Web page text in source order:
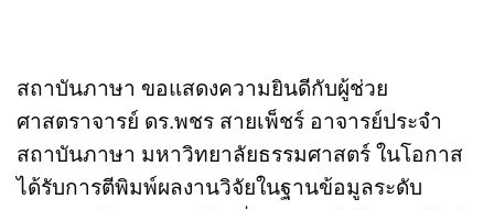
สถาบันภาษา ขอแสดงความยินดีกับผู้ช่วย
ศาสตราจารย์ ดร.พชร สายเพ็ชร์ อาจารย์ประจำ
สถาบันภาษา มหาวิทยาลัยธรรมศาสตร์ ในโอกาส
ได้รับการตีพิมพ์ผลงานวิจัยในฐานข้อมูลระดับ